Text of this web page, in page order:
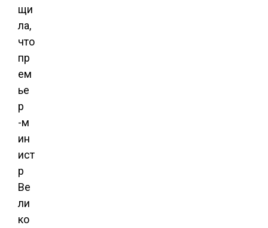
щи
ла,
что
пр
ем
ье
р
-м
ин
ист
р
Ве
ли
ко